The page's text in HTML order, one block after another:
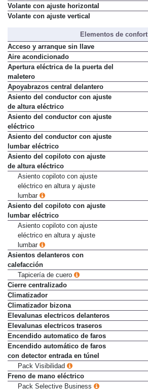
Volante con ajuste horizontal
Volante con ajuste vertical
Elementos de confort
Acceso y arranque sin llave
Aire acondicionado
Apertura eléctrica de la puerta del
maletero
Apoyabrazos central delantero
Asiento del conductor con ajuste
de altura eléctrico
Asiento del conductor con ajuste
eléctrico
Asiento del conductor con ajuste
lumbar eléctrico
Asiento del copiloto con ajuste
de altura eléctrico
Asiento copiloto con ajuste
eléctrico en altura y ajuste
lumbar
Asiento del copiloto con ajuste
lumbar eléctrico
Asiento copiloto con ajuste
eléctrico en altura y ajuste
lumbar
Asientos delanteros con
calefacción
Tapicería de cuero
Cierre centralizado
Climatizador
Climatizador bizona
Elevalunas electricos delanteros
Elevalunas electricos traseros
Encendido automatico de faros
Encendido automático de faros
con detector entrada en túnel
Pack Visibilidad
Freno de mano eléctrico
Pack Selective Business